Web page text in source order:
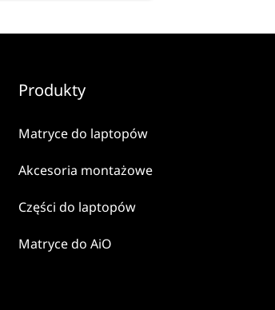
Produkty
Matryce do laptopów
Akcesoria montażowe
Części do laptopów
Matryce do AiO